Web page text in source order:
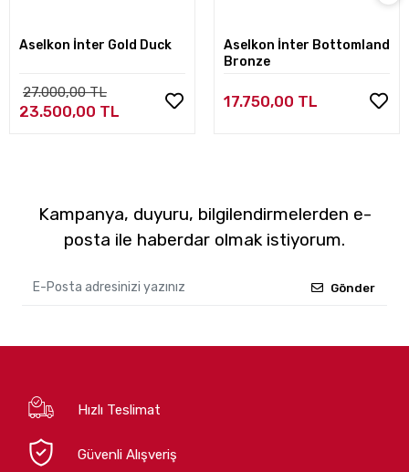
Aselkon İnter Gold Duck
27.000,00 TL
23.500,00 TL
Aselkon İnter Bottomland
Bronze
17.750,00 TL
Kampanya, duyuru, bilgilendirmelerden e-
posta ile haberdar olmak istiyorum.
Gönder
Hızlı Teslimat
Güvenli Alışveriş